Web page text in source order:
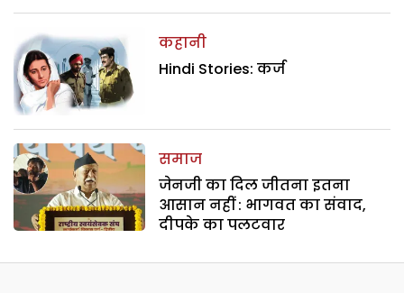
कहानी
Hindi Stories: कर्ज
समाज
जेनजी का दिल जीतना इतना
आसान नहीं : भागवत का संवाद,
दीपके का पलटवार